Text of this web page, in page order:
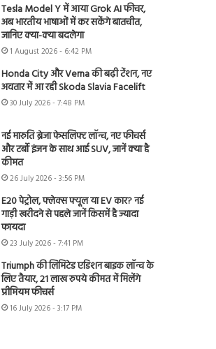
Tesla Model Y में आया Grok AI फीचर,
अब भारतीय भाषाओं में कर सकेंगे बातचीत,
जानिए क्या-क्या बदलेगा
1 August 2026 - 6:42 PM
Honda City और Verna की बढ़ी टेंशन, नए
अवतार में आ रही Skoda Slavia Facelift
30 July 2026 - 7:48 PM
नई मारुति ब्रेजा फेसलिफ्ट लॉन्च, नए फीचर्स
और टर्बो इंजन के साथ आई SUV, जानें क्या है
कीमत
26 July 2026 - 3:56 PM
E20 पेट्रोल, फ्लेक्स फ्यूल या EV कार? नई
गाड़ी खरीदने से पहले जानें किसमें है ज्यादा
फायदा
23 July 2026 - 7:41 PM
Triumph की लिमिटेड एडिशन बाइक लॉन्च के
लिए तैयार, 21 लाख रुपये कीमत में मिलेंगे
प्रीमियम फीचर्स
16 July 2026 - 3:17 PM